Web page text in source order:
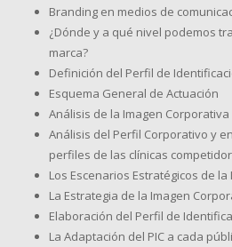
Branding en medios de
¿Dónde y a qué nivel podemos
marca?
Definición del Perfil de
Esquema General de Actuación
Análisis de la Imagen Corporativa
Análisis del Perfil Corporativo y
perfiles de las clínicas
Los Escenarios Estratégicos de
La Estrategia de la Imagen
Elaboración del Perfil de
La Adaptación del PIC a cada